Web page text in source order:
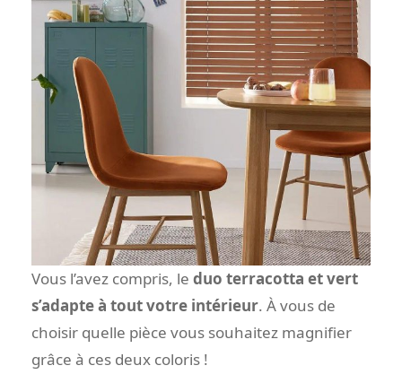
Vous l’avez compris, le duo terracotta et vert
s’adapte à tout votre intérieur. À vous de
choisir quelle pièce vous souhaitez magnifier
grâce à ces deux coloris !